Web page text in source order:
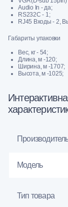
Audio In - да;
RS232С - 1;
RJ45 Входы - 2,
Габариты упаковки
Вес, кг - 54;
Длина, м -120;
Ширина, м -1707;
Высота, м -1025;
Модель
Тип товара